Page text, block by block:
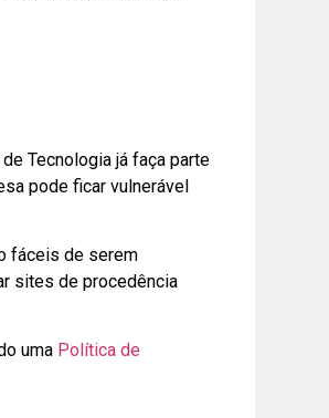
Tecnologia já faça parte
pode ficar vulnerável
fáceis de serem
sites de procedência
uma Política de